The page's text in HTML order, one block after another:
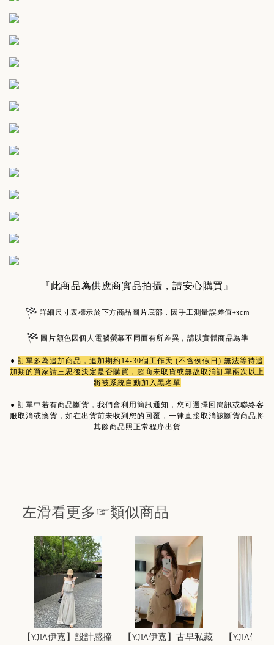
『此商品為供應商實品拍攝，請安心購買』
詳細尺寸表標示於下方商品圖片底部，因手工測量誤差值±3cm
圖片顏色因個人電腦螢幕不同而有所差異，請以實體商品為準
● 訂單多為追加商品 ，追加期約14-30個工作天 (不含例假日) 無法等待追
加期的買家請三思後決定是否購買，超商未取貨或無故取消訂單兩次以上
將被系統自動加入黑名單
● 訂單中若有商品斷貨，我們會利用簡訊通知，您可選擇回簡訊或聯絡客
服取消或換貨，如在出貨前未收到您的回覆，一律直接取消該斷貨商品將
其餘商品照正常程序出貨
左滑看更多☞類似商品
【Y.JIA伊嘉】設計感撞
【Y.JIA伊嘉】古早私藏
【Y.JIA伊